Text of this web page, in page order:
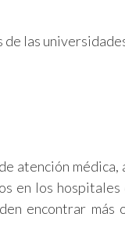
de las
atención médica,
en los
encontrar más